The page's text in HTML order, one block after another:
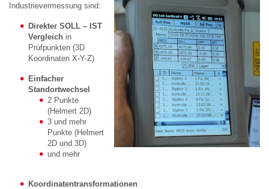
Industrievermessung sind:
Direkter SOLL – IST
Vergleich in
Prüfpunkten (3D
Koordinaten X-Y-Z)
Einfacher
Standortwechsel
2 Punkte
(Helmert 2D)
3 und mehr
Punkte (Helmert
2D und 3D)
und mehr
Koordinatentransformationen